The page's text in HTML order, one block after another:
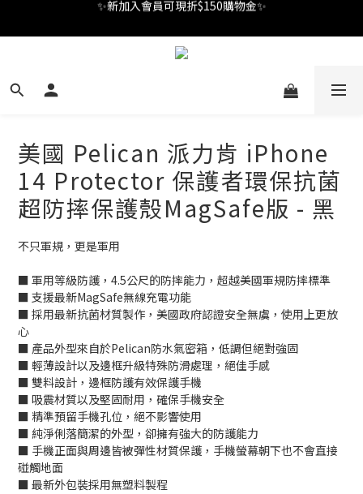
Welcome
美國 Pelican 派力肯 iPhone
14 Protector 保護者環保抗菌
超防摔保護殼MagSafe版 - 黑
不只軍規，更是軍用
■ 軍用等級防護，4.5公尺的防摔能力，超越美國軍規防摔標準
■ 支援最新MagSafe無線充電功能
■ 採用最新抗菌材質製作，美國政府認證安全無虞，使用上更放
心
■ 產品外型來自於Pelican防水氣密箱，低調但絕對強固
■ 輕薄設計以及邊框升級特殊防滑處理，絕佳手感
■ 雙料設計，邊框防護有效保護手機
■ 吸震材質以及堅固耐用，確保手機安全
■ 精準預留手機孔位，絕不影響使用
■ 純淨俐落簡潔的外型，卻擁有強大的防護能力
■ 手機正面與周邊皆被彈性材質保護，手機螢幕朝下也不會直接
碰觸地面
■ 最新外包裝採用無塑料製程